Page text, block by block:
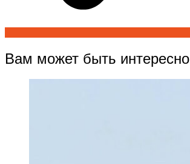
Вам может быть интересно